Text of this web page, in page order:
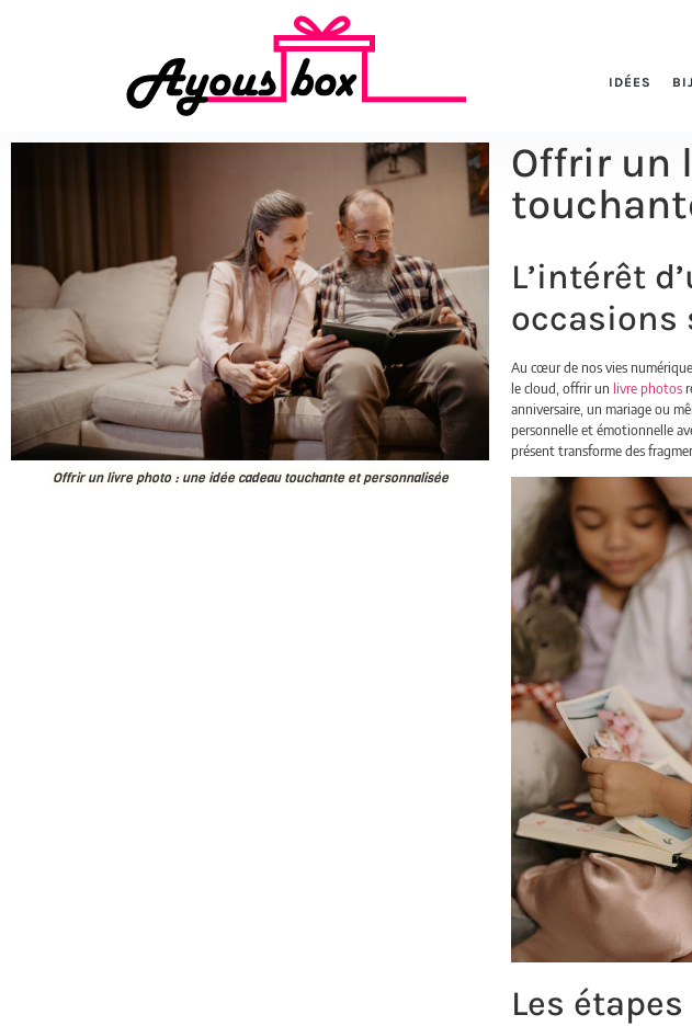
IDÉES
Offrir un livre photo : une idée cadeau touchante et personnalisée
Offrir un
L’intérêt
occasions
Au cœur de nos vies
le cloud, offrir un livre photos
anniversaire, un mariage ou
personnelle et émotionnelle
présent transforme des
Les